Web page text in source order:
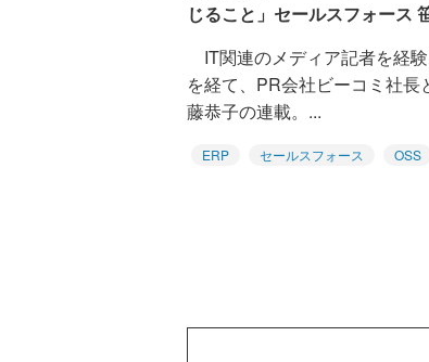
じること」セールスフォース
IT関連のメディア記者を経
を経て、PR会社ビーコミ社
藤恭子の連載。...
ERP セールスフォース OSS